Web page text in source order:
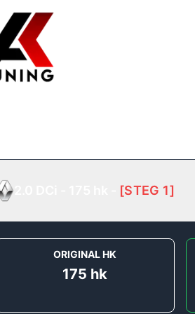
[STEG 1]
ORIGINAL HK
175 hk